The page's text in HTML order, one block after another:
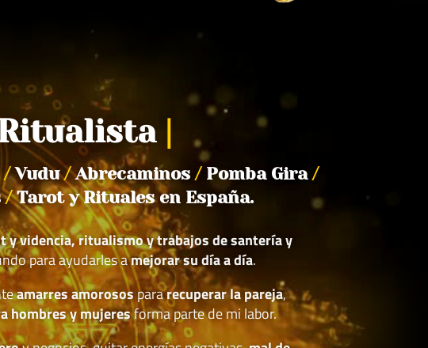
/Vudu/Abrecaminos /Pomba Gira /
/Tarot y Rituales en España.
y videncia, ritualismo y trabajos de santería y
para ayudarles amejorar su día a día.
amarres amorosospararecuperar la pareja,
hombres y mujeresforma parte de mi labor.